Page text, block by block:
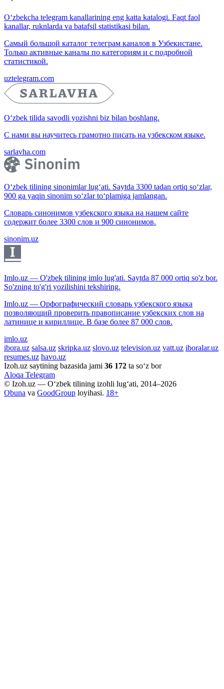
O‘zbekcha telegram kanallarining eng katta katalogi. Faqt faol
kanallar, ruknlarda va batafsil statistikasi bilan.
Самый большой каталог телеграм каналов в Узбекистане.
Только активные каналы по категориям и с подробной
статистикой.
uztelegram.com
O‘zbek tilida savodli yozishni biz bilan boshlang.
С нами вы научитесь грамотно писать на узбекском языке.
sarlavha.com
O‘zbek tilining sinonimlar lug‘ati. Saytda 3300 tadan ortiq so‘zlar,
900 ga yaqin sinonim so‘zlar to‘plamiga jamlangan.
Словарь синонимов узбекского языка на нашем сайте
содержит более 3300 слов и 900 синонимов.
sinonim.uz
Imlo.uz — O'zbek tilining imlo lug'ati. Saytda 87 000 ortiq so'z bor.
So'zning to'g'ri yozilishini tekshiring.
Imlo.uz — Орфографический словарь узбекского языка
позволяющий проверить правописание узбекских слов на
латинице и кириллице. В базе более 87 000 слов.
imlo.uz
ibora.uz salsa.uz skripka.uz slovo.uz television.uz vatt.uz iboralar.uz
resumes.uz havo.uz
Izoh.uz saytining bazasida jami 36 172 ta so‘z bor
Aloqa Telegram
© Izoh.uz — O‘zbek tilining izohli lug‘ati, 2014–2026
Obuna va GoodGroup loyihasi. 18+